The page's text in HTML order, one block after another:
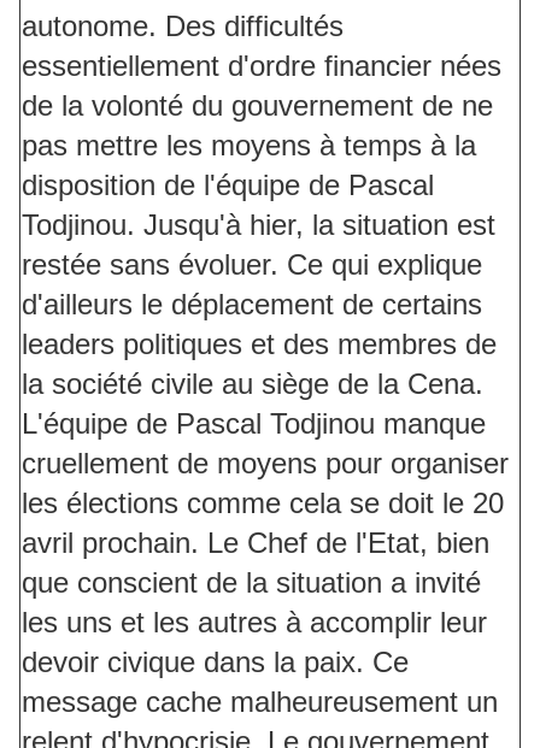
autonome. Des difficultés
essentiellement d'ordre financier nées
de la volonté du gouvernement de ne
pas mettre les moyens à temps à la
disposition de l'équipe de Pascal
Todjinou. Jusqu'à hier, la situation est
restée sans évoluer. Ce qui explique
d'ailleurs le déplacement de certains
leaders politiques et des membres de
la société civile au siège de la Cena.
L'équipe de Pascal Todjinou manque
cruellement de moyens pour organiser
les élections comme cela se doit le 20
avril prochain. Le Chef de l'Etat, bien
que conscient de la situation a invité
les uns et les autres à accomplir leur
devoir civique dans la paix. Ce
message cache malheureusement un